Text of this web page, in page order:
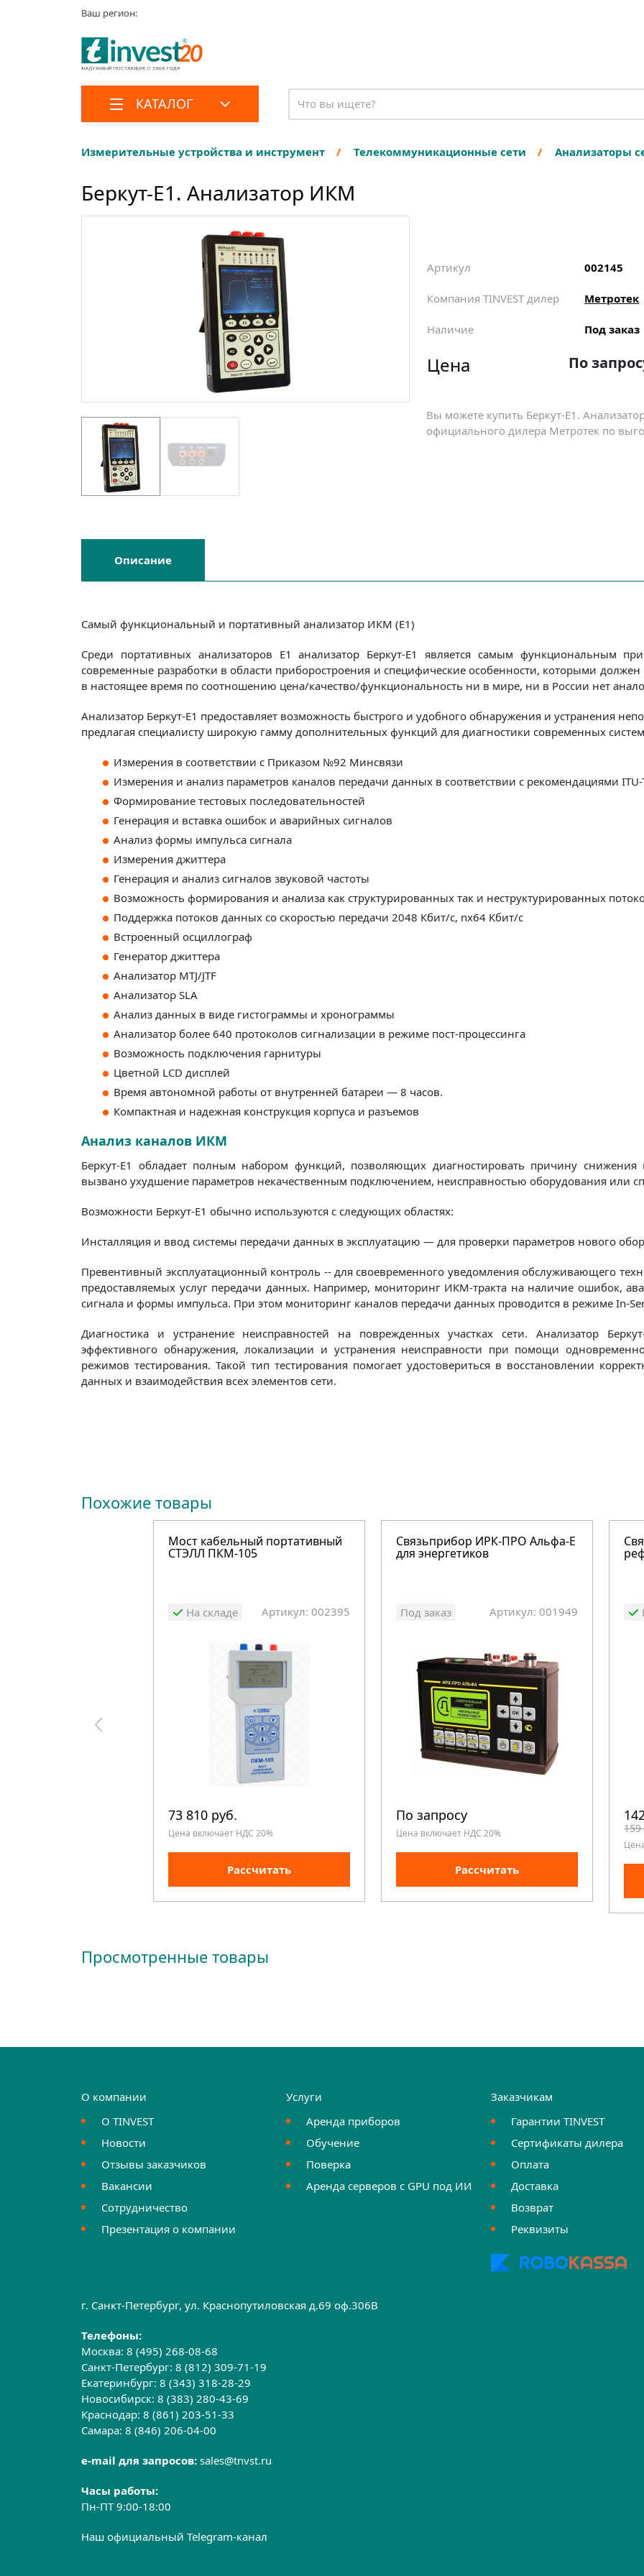
Ваш регион:
КАТАЛОГ
Измерительные устройства и инструмент Телекоммуникационные сети Анализаторы
Беркут-E1. Анализатор ИКМ
Артикул 002145
Компания TINVEST дилер Метротек
Наличие Под заказ
Цена По
Вы можете купить Беркут-E1.
официального дилера Метротек по
Описание
Самый функциональный и портативный анализатор ИКМ (Е1)
Среди портативных анализаторов Е1 анализатор Беркут-Е1 является самым
современные разработки в области приборостроения и специфические особенности, которыми должен
в настоящее время по соотношению цена/качество/функциональность ни в мире, ни в России нет
Анализатор Беркут-Е1 предоставляет возможность быстрого и удобного обнаружения и устранения
предлагая специалисту широкую гамму дополнительных функций для диагностики современных
Измерения в соответствии с Приказом №92 Минсвязи
Измерения и анализ параметров каналов передачи данных в соответствии с рекомендациями
Формирование тестовых последовательностей
Генерация и вставка ошибок и аварийных сигналов
Анализ формы импульса сигнала
Измерения джиттера
Генерация и анализ сигналов звуковой частоты
Возможность формирования и анализа как структурированных так и неструктурированных
Поддержка потоков данных со скоростью передачи 2048 Кбит/с, nx64 Кбит/с
Встроенный осциллограф
Генератор джиттера
Анализатор MTJ/JTF
Анализатор SLA
Анализ данных в виде гистограммы и хронограммы
Анализатор более 640 протоколов сигнализации в режиме пост-процессинга
Возможность подключения гарнитуры
Цветной LCD дисплей
Время автономной работы от внутренней батареи — 8 часов.
Компактная и надежная конструкция корпуса и разъемов
Анализ каналов ИКМ
Беркут-E1 обладает полным набором функций, позволяющих диагностировать причину снижения
вызвано ухудшение параметров некачественным подключением, неисправностью оборудования или
Возможности Беркут-E1 обычно используются с следующих областях:
Инсталляция и ввод системы передачи данных в эксплуатацию — для проверки параметров нового
Превентивный эксплуатационный контроль -- для своевременного уведомления обслуживающего
предоставляемых услуг передачи данных. Например, мониторинг ИКМ-тракта на наличие ошибок,
сигнала и формы импульса. При этом мониторинг каналов передачи данных проводится в режиме In-
Диагностика и устранение неисправностей на поврежденных участках сети. Анализатор
эффективного обнаружения, локализации и устранения неисправности при помощи
режимов тестирования. Такой тип тестирования помогает удостовериться в восстановлении
данных и взаимодействия всех элементов сети.
Похожие товары
Мост кабельный портативный
СТЭЛЛ ПКМ-105
На складе Артикул: 002395
73 810 руб.
Цена включает НДС 20%
Рассчитать
Связьприбор ИРК-ПРО Альфа-Е
для энергетиков
Под заказ Артикул: 001949
По запросу
Цена включает НДС 20%
Рассчитать
159
Просмотренные товары
О компании
О TINVEST
Новости
Отзывы заказчиков
Вакансии
Сотрудничество
Презентация о компании
Услуги
Аренда приборов
Обучение
Поверка
Аренда серверов с GPU под ИИ
Заказчикам
Гарантии TINVEST
Сертификаты дилера
Оплата
Доставка
Возврат
Реквизиты
г. Санкт-Петербург, ул. Краснопутиловская д.69 оф.306B
Телефоны:
Москва:8 (495) 268-08-68
Санкт-Петербург:8 (812) 309-71-19
Екатеринбург:8 (343) 318-28-29
Новосибирск:8 (383) 280-43-69
Краснодар:8 (861) 203-51-33
Самара:8 (846) 206-04-00
e-mail для запросов:sales@tnvst.ru
Часы работы:
Пн-ПТ 9:00-18:00
Наш официальный Telegram-канал